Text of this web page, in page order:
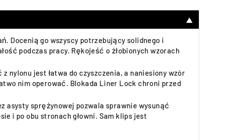
▼
Docenią go wszyscy potrzebujący solidnego i
podczas pracy. Rękojeść o żłobionych wzorach
nylonu jest łatwa do czyszczenia, a naniesiony wzór
nim operować. Blokada Liner Lock chroni przed
asysty sprężynowej pozwala sprawnie wysunąć
i po obu stronach głowni. Sam klips jest